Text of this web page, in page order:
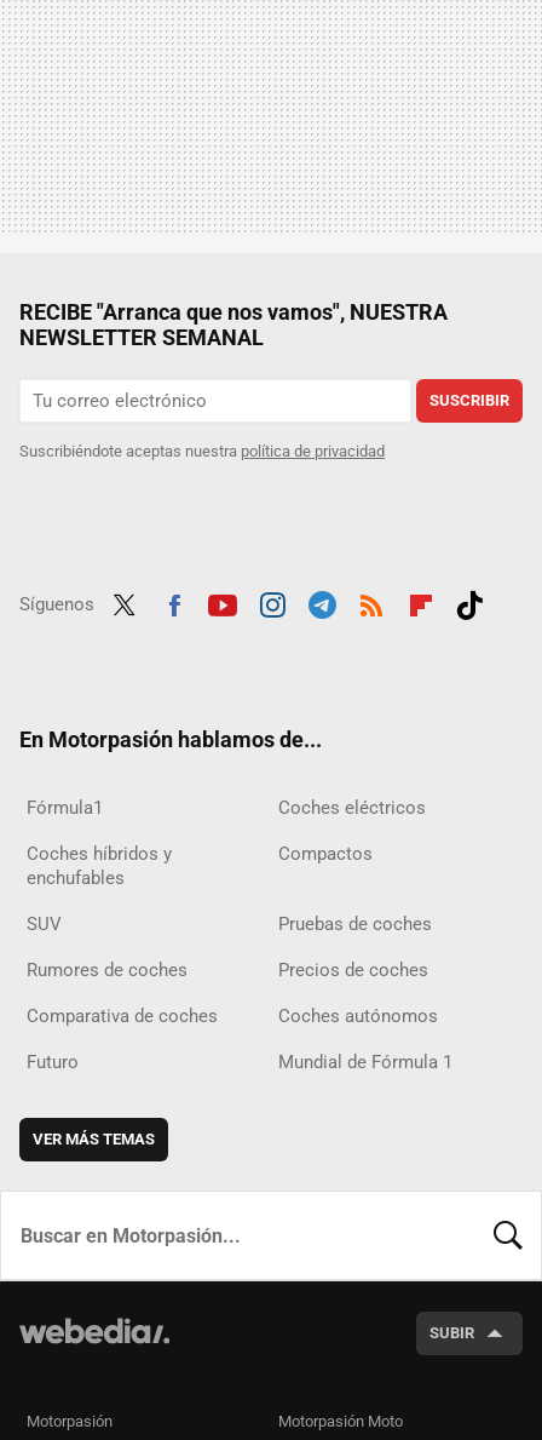
RECIBE "Arranca que nos vamos", NUESTRA
NEWSLETTER SEMANAL
SUSCRIBIR
Suscribiéndote aceptas nuestra política de privacidad
Síguenos
En Motorpasión hablamos de...
Fórmula1 Coches eléctricos
Coches híbridos y
enchufables
Compactos
SUV Pruebas de coches
Rumores de coches Precios de coches
Comparativa de coches Coches autónomos
Futuro Mundial de Fórmula 1
VER MÁS TEMAS
SUBIR
Motorpasión Motorpasión Moto